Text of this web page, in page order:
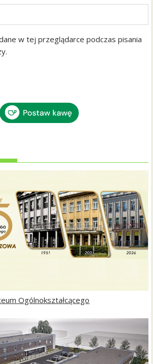
w tej przeglądarce podczas pisania
Ogólnokształcącego